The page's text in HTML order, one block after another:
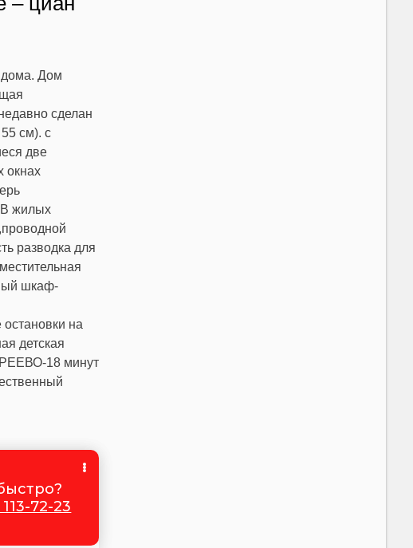
дома. Дом
сделан
см). с
две
окнах
жилых
разводка для
шкаф-
на
детская
18 минут